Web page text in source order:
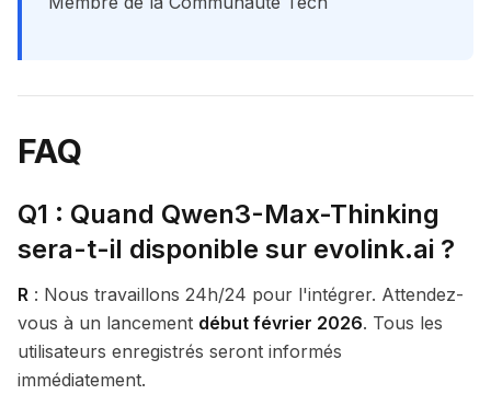
FAQ
Q1 : Quand Qwen3-Max-Thinking
sera-t-il disponible sur evolink.ai ?
R : Nous travaillons 24h/24 pour l'intégrer. Attendez-
vous à un lancement début février 2026. Tous les
utilisateurs enregistrés seront informés
immédiatement.